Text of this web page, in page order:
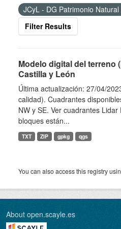
JCyL - DG Patrimonio
Filter Results
Modelo digital del terreno
Castilla y León
Última actualización: 27/04/
calidad). Cuadrantes
NW y SE. Ver cuadrantes
bloques están...
TXT ZIP gpkg qgs
You can also access this registry
About open.scayle.es